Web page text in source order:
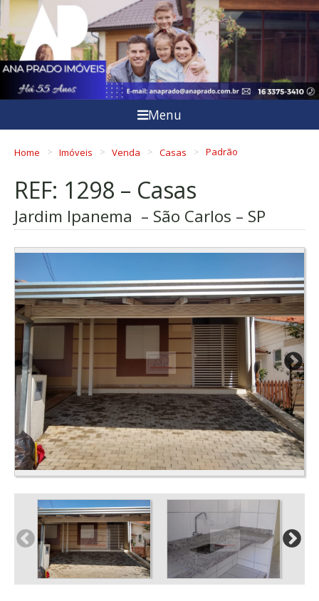
Menu
Home Imóveis Venda Casas Padrão
REF: 1298 – Casas
Jardim Ipanema – São Carlos – SP